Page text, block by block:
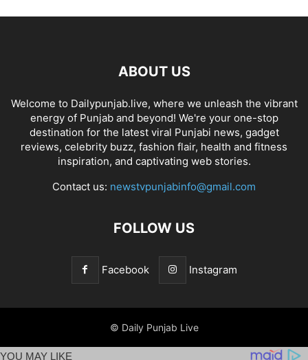
ABOUT US
Welcome to Dailypunjab.live, where we unleash the vibrant
energy of Punjab and beyond! We're your one-stop
destination for the latest viral Punjabi news, gadget
reviews, celebrity buzz, fashion flair, health and fitness
inspiration, and captivating web stories.
Contact us: newstvpunjabinfo@gmail.com
FOLLOW US
Facebook Instagram
© Daily Punjab Live